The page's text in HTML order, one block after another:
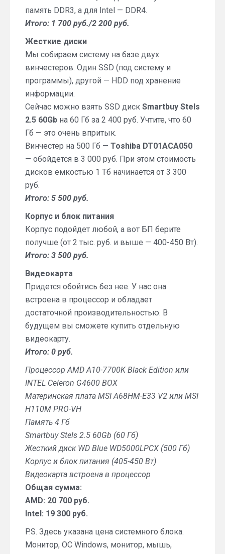
память DDR3, а для Intel — DDR4.
Итого: 1 700 руб./2 200 руб.
Жесткие диски
Мы собираем систему на базе двух
винчестеров. Один SSD (под систему и
программы), другой — HDD под хранение
информации.
Сейчас можно взять SSD диск Smartbuy Stels
2.5 60Gb на 60 Гб за 2 400 руб. Учтите, что 60
Гб — это очень впритык.
Винчестер на 500 Гб — Toshiba DT01ACA050
— обойдется в 3 000 руб. При этом стоимость
дисков емкостью 1 Тб начинается от 3 300
руб.
Итого: 5 500 руб.
Корпус и блок питания
Корпус подойдет любой, а вот БП берите
получше (от 2 тыс. руб. и выше — 400-450 Вт).
Итого: 3 500 руб.
Видеокарта
Придется обойтись без нее. У нас она
встроена в процессор и обладает
достаточной производительностью. В
будущем вы сможете купить отдельную
видеокарту.
Итого: 0 руб.
Процессор AMD A10-7700K Black Edition или
INTEL Celeron G4600 BOX
Материнская плата MSI A68HM-E33 V2 или MSI
H110M PRO-VH
Память 4 Гб
Smartbuy Stels 2.5 60Gb (60 Гб)
Жесткий диск WD Blue WD5000LPCX (500 Гб)
Корпус и блок питания (405-450 Вт)
Видеокарта встроена в процессор
Общая сумма:
AMD: 20 700 руб.
Intel: 19 300 руб.
P.S. Здесь указана цена системного блока.
Монитор, ОС Windows, монитор, мышь,